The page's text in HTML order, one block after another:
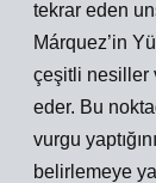
tekrar eden
Márquez’in
çeşitli nesiller
eder. Bu
vurgu
belirlemeye